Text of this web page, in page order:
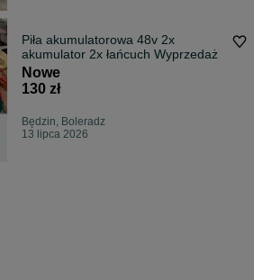
Piła akumulatorowa 48v 2x
akumulator 2x łańcuch Wyprzedaż
Nowe
130 zł
Będzin, Boleradz
13 lipca 2026